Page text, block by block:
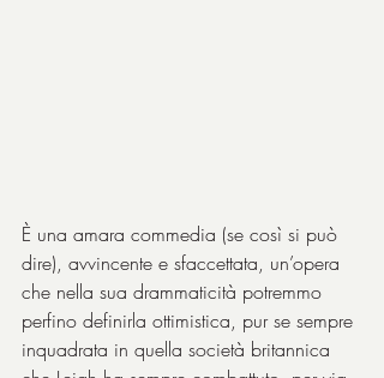
È una amara commedia (se così si può
dire), avvincente e sfaccettata, un’opera
che nella sua drammaticità potremmo
perfino definirla ottimistica, pur se sempre
inquadrata in quella società britannica